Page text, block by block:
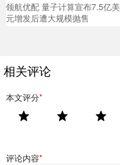
领航优配 量子计算宣布7.5亿美
元增发后遭大规模抛售
相关评论
本文评分*
评论内容*